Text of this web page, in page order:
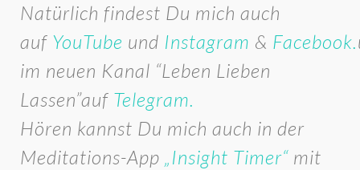
Natürlich findest Du mich auch
auf YouTube und Instagram & Facebook.
im neuen Kanal “Leben Lieben
Lassen”auf Telegram.
Hören kannst Du mich auch in der
Meditations-App „Insight Timer“ mit